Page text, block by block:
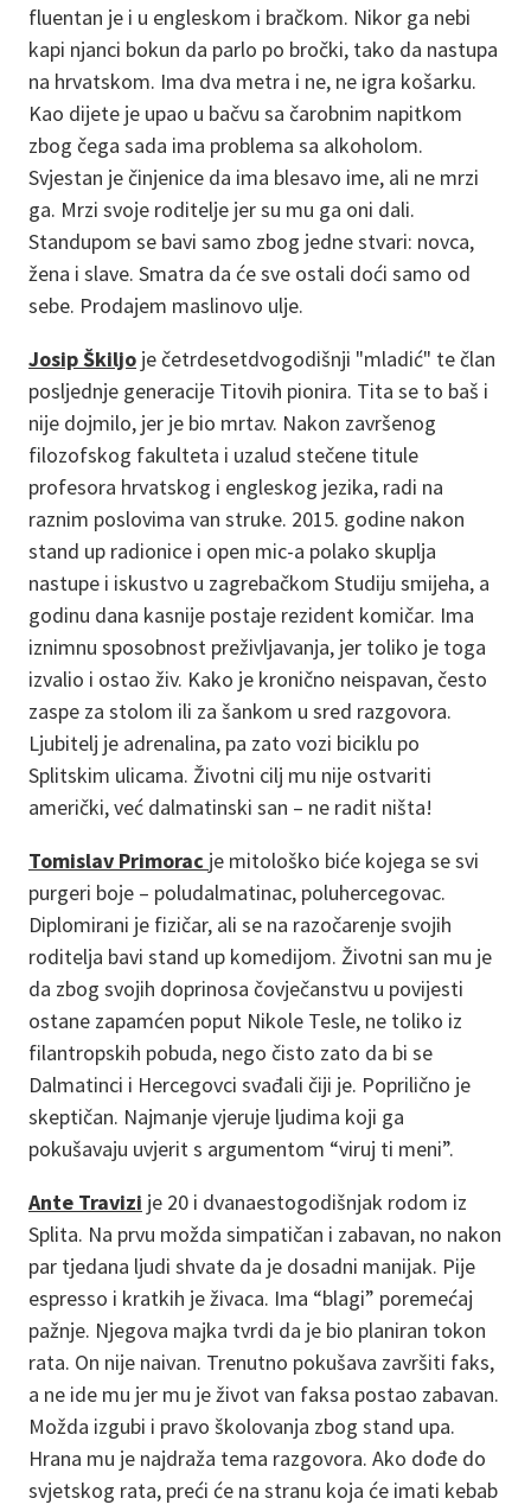
fluentan je i u engleskom i bračkom. Nikor ga nebi
kapi njanci bokun da parlo po bročki, tako da nastupa
na hrvatskom. Ima dva metra i ne, ne igra košarku.
Kao dijete je upao u bačvu sa čarobnim napitkom
zbog čega sada ima problema sa alkoholom.
Svjestan je činjenice da ima blesavo ime, ali ne mrzi
ga. Mrzi svoje roditelje jer su mu ga oni dali.
Standupom se bavi samo zbog jedne stvari: novca,
žena i slave. Smatra da će sve ostali doći samo od
sebe. Prodajem maslinovo ulje.
Josip Škiljo je četrdesetdvogodišnji "mladić" te član
posljednje generacije Titovih pionira. Tita se to baš i
nije dojmilo, jer je bio mrtav. Nakon završenog
filozofskog fakulteta i uzalud stečene titule
profesora hrvatskog i engleskog jezika, radi na
raznim poslovima van struke. 2015. godine nakon
stand up radionice i open mic-a polako skuplja
nastupe i iskustvo u zagrebačkom Studiju smijeha, a
godinu dana kasnije postaje rezident komičar. Ima
iznimnu sposobnost preživljavanja, jer toliko je toga
izvalio i ostao živ. Kako je kronično neispavan, često
zaspe za stolom ili za šankom u sred razgovora.
Ljubitelj je adrenalina, pa zato vozi biciklu po
Splitskim ulicama. Životni cilj mu nije ostvariti
američki, već dalmatinski san – ne radit ništa!
Tomislav Primorac je mitološko biće kojega se svi
purgeri boje – poludalmatinac, poluhercegovac.
Diplomirani je fizičar, ali se na razočarenje svojih
roditelja bavi stand up komedijom. Životni san mu je
da zbog svojih doprinosa čovječanstvu u povijesti
ostane zapamćen poput Nikole Tesle, ne toliko iz
filantropskih pobuda, nego čisto zato da bi se
Dalmatinci i Hercegovci svađali čiji je. Poprilično je
skeptičan. Najmanje vjeruje ljudima koji ga
pokušavaju uvjerit s argumentom “viruj ti meni”.
Ante Travizi je 20 i dvanaestogodišnjak rodom iz
Splita. Na prvu možda simpatičan i zabavan, no nakon
par tjedana ljudi shvate da je dosadni manijak. Pije
espresso i kratkih je živaca. Ima “blagi” poremećaj
pažnje. Njegova majka tvrdi da je bio planiran tokon
rata. On nije naivan. Trenutno pokušava završiti faks,
a ne ide mu jer mu je život van faksa postao zabavan.
Možda izgubi i pravo školovanja zbog stand upa.
Hrana mu je najdraža tema razgovora. Ako dođe do
svjetskog rata, preći će na stranu koja će imati kebab